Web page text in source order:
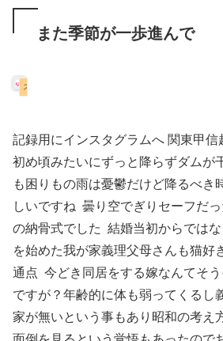
また季節が一歩進んで
記録用にインスタグラムへ 関東甲
初め頃みたいにずっと降らずダムが
も困りもの雨は憂鬱だけど降るべき
しいですね 曇り空でぎりセーフだ
の納骨式でした 結婚当初からでは
を始めた我が家義理父母さんも猫好
通点 今どき同居をする嫁なんてそ
ですが？年齢的に体も弱ってくるし
家が無いという事もあり昭和の考え